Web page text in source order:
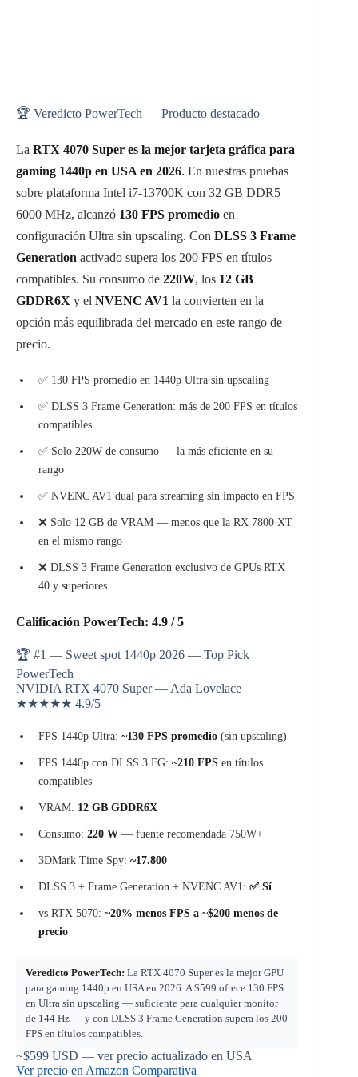
🏆 Veredicto PowerTech — Producto destacado
La RTX 4070 Super es la mejor tarjeta gráfica para
gaming 1440p en USA en 2026. En nuestras pruebas
sobre plataforma Intel i7-13700K con 32 GB DDR5
6000 MHz, alcanzó 130 FPS promedio en
configuración Ultra sin upscaling. Con DLSS 3 Frame
Generation activado supera los 200 FPS en títulos
compatibles. Su consumo de 220W, los 12 GB
GDDR6X y el NVENC AV1 la convierten en la
opción más equilibrada del mercado en este rango de
precio.
✅ 130 FPS promedio en 1440p Ultra sin upscaling
✅ DLSS 3 Frame Generation: más de 200 FPS en títulos
compatibles
✅ Solo 220W de consumo — la más eficiente en su
rango
✅ NVENC AV1 dual para streaming sin impacto en FPS
❌ Solo 12 GB de VRAM — menos que la RX 7800 XT
en el mismo rango
❌ DLSS 3 Frame Generation exclusivo de GPUs RTX
40 y superiores
Calificación PowerTech: 4.9 / 5
🏆 #1 — Sweet spot 1440p 2026 — Top Pick
PowerTech
NVIDIA RTX 4070 Super — Ada Lovelace
★★★★★ 4.9/5
FPS 1440p Ultra: ~130 FPS promedio (sin upscaling)
FPS 1440p con DLSS 3 FG: ~210 FPS en títulos
compatibles
VRAM: 12 GB GDDR6X
Consumo: 220 W — fuente recomendada 750W+
3DMark Time Spy: ~17.800
DLSS 3 + Frame Generation + NVENC AV1: ✅ Sí
vs RTX 5070: ~20% menos FPS a ~$200 menos de
precio
Veredicto PowerTech: La RTX 4070 Super es la mejor GPU
para gaming 1440p en USA en 2026. A $599 ofrece 130 FPS
en Ultra sin upscaling — suficiente para cualquier monitor
de 144 Hz — y con DLSS 3 Frame Generation supera los 200
FPS en títulos compatibles.
~$599 USD — ver precio actualizado en USA
Ver precio en Amazon Comparativa